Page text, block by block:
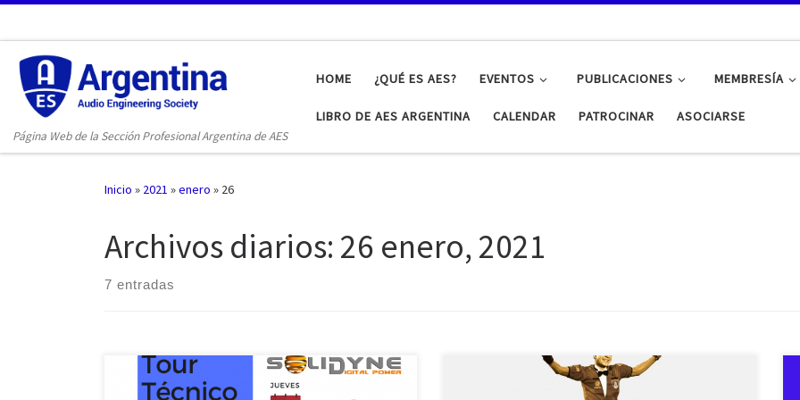
Página Web de la Sección Profesional Argentina de AES
HOME ¿QUÉ ES AES? EVENTOS PUBLICACIONES MEMBRESÍA
LIBRO DE AES ARGENTINA CALENDAR PATROCINAR ASOCIARSE
Inicio » 2021 »enero » 26
Archivos diarios: 26 enero, 2021
7 entradas